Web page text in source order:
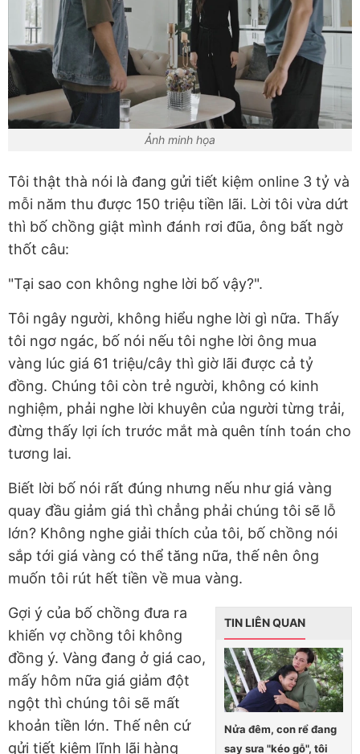
Ảnh minh họa
Tôi thật thà nói là đang gửi tiết kiệm online 3 tỷ và
mỗi năm thu được 150 triệu tiền lãi. Lời tôi vừa dứt
thì bố chồng giật mình đánh rơi đũa, ông bất ngờ
thốt câu:
"Tại sao con không nghe lời bố vậy?".
Tôi ngây người, không hiểu nghe lời gì nữa. Thấy
tôi ngơ ngác, bố nói nếu tôi nghe lời ông mua
vàng lúc giá 61 triệu/cây thì giờ lãi được cả tỷ
đồng. Chúng tôi còn trẻ người, không có kinh
nghiệm, phải nghe lời khuyên của người từng trải,
đừng thấy lợi ích trước mắt mà quên tính toán cho
tương lai.
Biết lời bố nói rất đúng nhưng nếu như giá vàng
quay đầu giảm giá thì chẳng phải chúng tôi sẽ lỗ
lớn? Không nghe giải thích của tôi, bố chồng nói
sắp tới giá vàng có thể tăng nữa, thế nên ông
muốn tôi rút hết tiền về mua vàng.
TIN LIÊN QUAN
Nửa đêm, con rể đang
say sưa "kéo gỗ", tôi
Gợi ý của bố chồng đưa ra
khiến vợ chồng tôi không
đồng ý. Vàng đang ở giá cao,
mấy hôm nữa giá giảm đột
ngột thì chúng tôi sẽ mất
khoản tiền lớn. Thế nên cứ
gửi tiết kiệm lĩnh lãi hàng